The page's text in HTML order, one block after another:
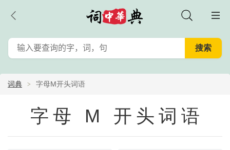
词典 字母M开头词语
字母 M 开头词语